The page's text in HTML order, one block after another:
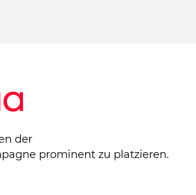
der
prominent zu platzieren.